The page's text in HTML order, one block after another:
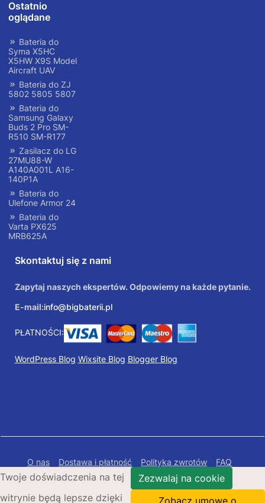
Ostatnio
oglądane
Bateria do
Syma X5HC
X5HW X9S Model
Aircraft UAV
Bateria do ZJ
5802 5805 5807
Bateria do
Samsung Galaxy
Buds 2 Pro SM-
R510 SM-R177
Zasilacz do LG
27MU88-W
A140A001L A16-
140P1A
Bateria do
Ulefone Armor 24
Bateria do
Varta PX625
MRB625A
Skontaktuj się z nami
Zapytaj naszych ekspertów. Odpowiemy na każde pytanie.
E-mail:info@bigbaterii.pl
PŁATNOŚCI:
WordPress Blog Wixsite Blog Blogger Blog
O nas Dostawa i płatność Polityka zwrotów
FAQ
Polityka prywatności
Mapa Strony
Copyright © 2026 Bigbaterii.pl. Wszelkie prawa
Twoje doświadczenia na tej
witrynie będą lepsze dzięki
Zezwalaj na cookie
Zobacz umowę o